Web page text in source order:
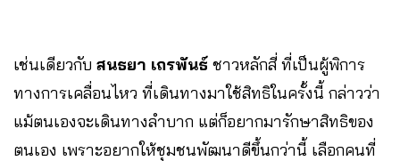
เช่นเดียวกับ สนธยา เถรพันธ์ ชาวหลักสี่ ที่เป็นผู้พิการ
ทางการเคลื่อนไหว ที่เดินทางมาใช้สิทธิในครั้งนี้ กล่าวว่า
แม้ตนเองจะเดินทางลำบาก แต่ก็อยากมารักษาสิทธิของ
ตนเอง เพราะอยากให้ชุมชนพัฒนาดีขึ้นกว่านี้ เลือกคนที่